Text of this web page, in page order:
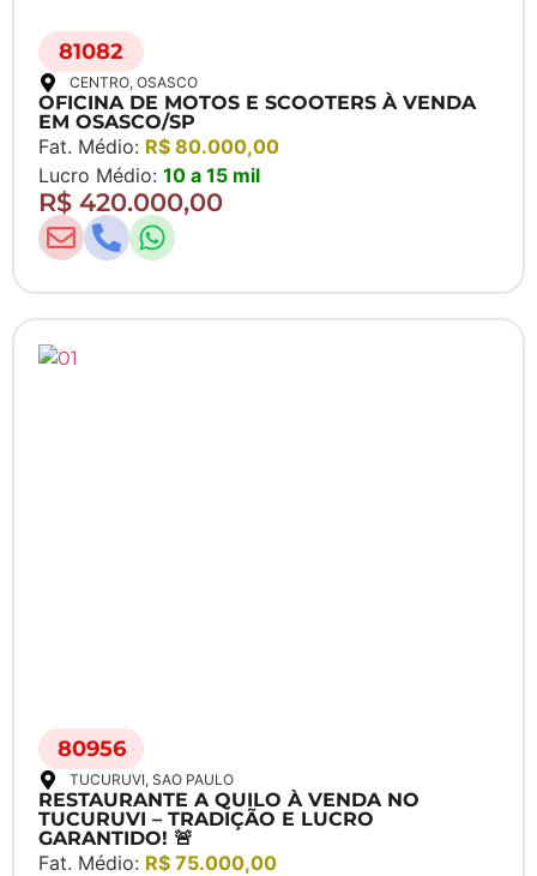
81082
CENTRO, OSASCO
OFICINA DE MOTOS E SCOOTERS À VENDA
EM OSASCO/SP
Fat. Médio: R$ 80.000,00
Lucro Médio: 10 a 15 mil
R$ 420.000,00
80956
TUCURUVI, SAO PAULO
RESTAURANTE A QUILO À VENDA NO
TUCURUVI – TRADIÇÃO E LUCRO
GARANTIDO! 🚨
Fat. Médio: R$ 75.000,00